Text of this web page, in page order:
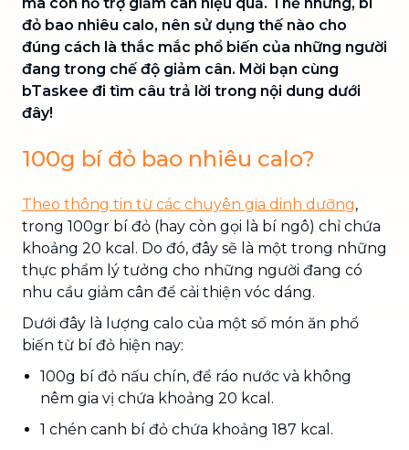
đỏ bao nhiêu calo, nên sử dụng thế nào cho
đúng cách là thắc mắc phổ biến của những người
đang trong chế độ giảm cân. Mời bạn cùng
bTaskee đi tìm câu trả lời trong nội dung dưới
đây!
100g bí đỏ bao nhiêu calo?
Theo thông tin từ các chuyên gia dinh dưỡng,
trong 100gr bí đỏ (hay còn gọi là bí ngô) chỉ chứa
khoảng 20 kcal. Do đó, đây sẽ là một trong những
thực phẩm lý tưởng cho những người đang có
nhu cầu giảm cân để cải thiện vóc dáng.
Dưới đây là lượng calo của một số món ăn phổ
biến từ bí đỏ hiện nay:
100g bí đỏ nấu chín, để ráo nước và không
nêm gia vị chứa khoảng 20 kcal.
1 chén canh bí đỏ chứa khoảng 187 kcal.